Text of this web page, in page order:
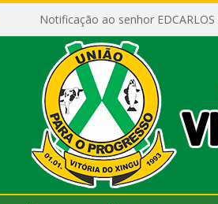
Notificação ao senhor EDCARLOS